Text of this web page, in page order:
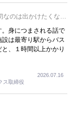
に懸念もあったそう
外車が停まっている
そうです。今回の記
のは出かけたくなる
身につまされる話で
は最寄り駅からバス
、１時間以上かかり
施設を選択したので
ニアの住まい選び
も考えない外池ない
ス取締役
2026.07.16